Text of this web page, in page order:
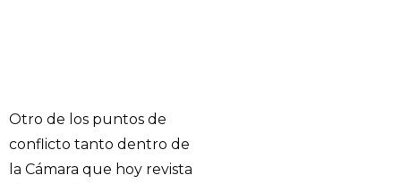
Otro de los puntos de
conflicto tanto dentro de
la Cámara que hoy revista